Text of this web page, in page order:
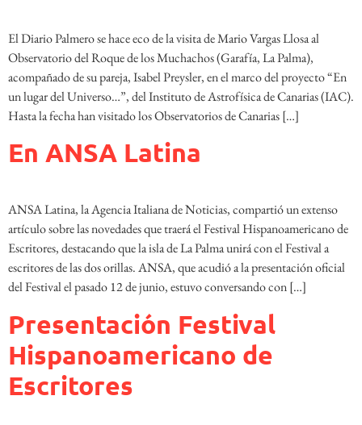
El Diario Palmero se hace eco de la visita de Mario Vargas Llosa al
Observatorio del Roque de los Muchachos (Garafía, La Palma),
acompañado de su pareja, Isabel Preysler, en el marco del proyecto “En
un lugar del Universo…”, del Instituto de Astrofísica de Canarias (IAC).
Hasta la fecha han visitado los Observatorios de Canarias […]
En ANSA Latina
ANSA Latina, la Agencia Italiana de Noticias, compartió un extenso
artículo sobre las novedades que traerá el Festival Hispanoamericano de
Escritores, destacando que la isla de La Palma unirá con el Festival a
escritores de las dos orillas. ANSA, que acudió a la presentación oficial
del Festival el pasado 12 de junio, estuvo conversando con […]
Presentación Festival
Hispanoamericano de
Escritores